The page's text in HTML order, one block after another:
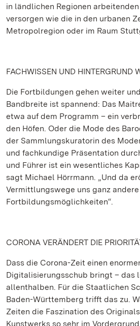
in ländlichen Regionen
versorgen wie die in den urbanen
Metropolregion oder im Raum
FACHWISSEN UND HINTERGRUND
Die Fortbildungen gehen weiter
Bandbreite ist spannend: Das
etwa auf dem Programm – ein
den Höfen. Oder die Mode des
der Sammlungskuratorin des
und fachkundige Präsentation
und Führer ist ein wesentliches
sagt Michael Hörrmann. „Und da
Vermittlungswege uns ganz andere
Fortbildungsmöglichkeiten“.
CORONA VERÄNDERT DIE
Dass die Corona-Zeit einen
Digitalisierungsschub bringt – das
allenthalben. Für die Staatlichen
Baden-Württemberg trifft das zu.
Zeiten die Faszination des
Kunstwerks so sehr im